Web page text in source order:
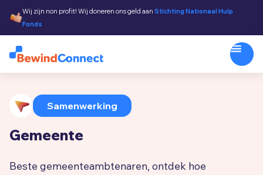
Wij zijn non profit! Wij doneren ons geld aanStichting Nationaal Hulp
Fonds
Samenwerking
Gemeente
Beste gemeenteambtenaren, ontdek hoe